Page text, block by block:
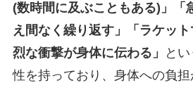
(数時間に及ぶこともある)」「
え間なく繰り返す」「ラケッ
烈な衝撃が身体に伝わる」
と
性を持っており、身体への負